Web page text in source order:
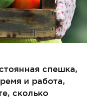
спешка,
и работа,
сколько